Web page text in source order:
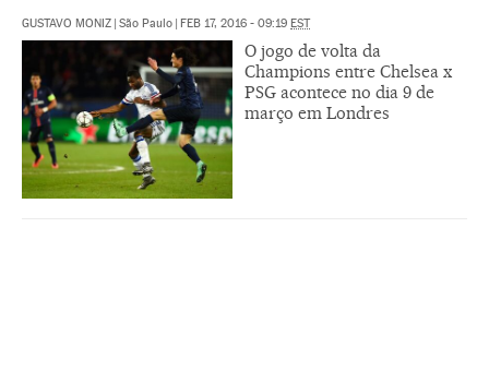
GUSTAVO MONIZ | São Paulo | FEB 17, 2016 - 09:19 EST
O jogo de volta da
Champions entre Chelsea x
PSG acontece no dia 9 de
março em Londres